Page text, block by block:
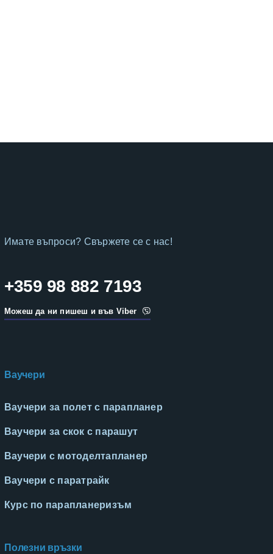
Имате въпроси? Свържете се с нас!
+359 98 882 7193
Можеш да ни пишеш и във Viber
Ваучери
Ваучери за полет с парапланер
Ваучери за скок с парашут
Ваучери с мотоделтапланер
Ваучери с паратрайк
Курс по парапланеризъм
Полезни връзки